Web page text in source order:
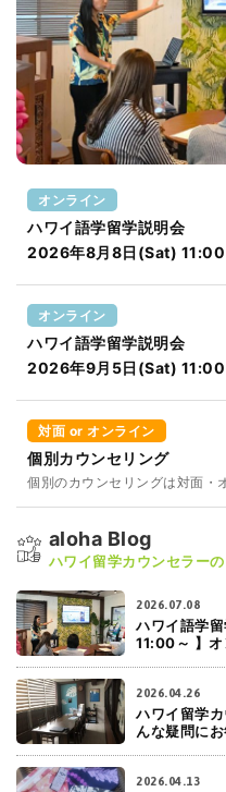
オンライン
ハワイ語学留学説明会
2026年8月8日(Sat) 11:00
オンライン
ハワイ語学留学説明会
2026年9月5日(Sat) 11:00
対面 or オンライン
個別カウンセリング
個別のカウンセリングは対面・
aloha Blog
ハワイ留学カウンセラー
2026.07.08
ハワイ語学
11:00～ 】
2026.04.26
ハワイ留学
んな疑問に
2026.04.13